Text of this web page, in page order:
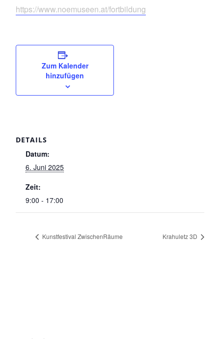
https://www.noemuseen.at/fortbildung
Zum Kalender
hinzufügen
DETAILS
Datum:
6. Juni 2025
Zeit:
9:00 - 17:00
Kunstfestival ZwischenRäume Krahuletz 3D